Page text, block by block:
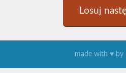
Losuj
made with ♥ by